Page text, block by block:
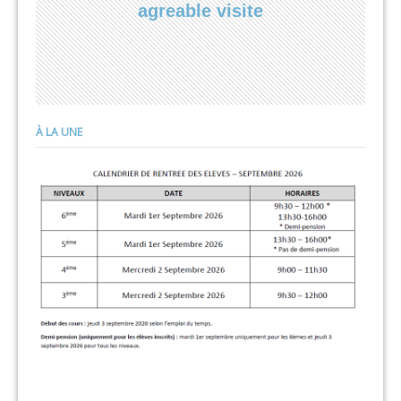
agreable visite
À LA UNE